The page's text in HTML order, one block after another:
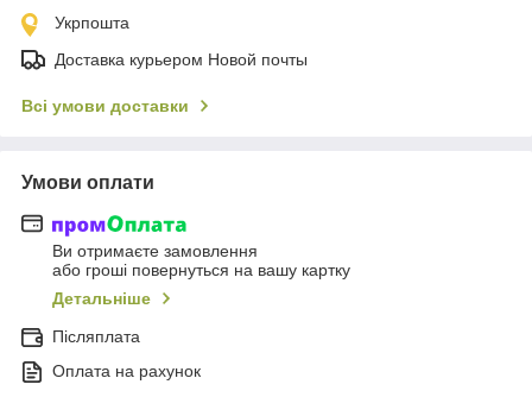
Укрпошта
Доставка курьером Новой почты
Всі умови доставки
Умови оплати
Ви отримаєте замовлення
або гроші повернуться на вашу картку
Детальніше
Післяплата
Оплата на рахунок